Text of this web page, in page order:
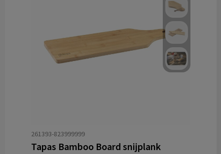
261393-823999999
Tapas Bamboo Board snijplank